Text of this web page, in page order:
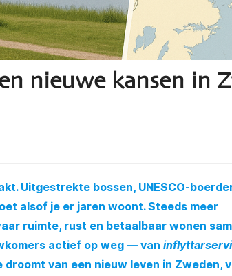
nieuwe kansen in
Uitgestrekte bossen, UNESCO-
alsof je er jaren woont. Steeds meer
ruimte, rust en betaalbaar wonen
actief op weg — van
van een nieuw leven in Zweden,